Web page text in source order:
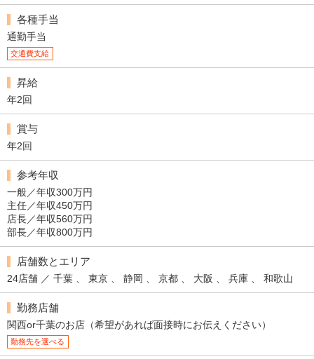
各種手当
通勤手当
交通費支給
昇給
年2回
賞与
年2回
参考年収
一般／年収300万円
主任／年収450万円
店長／年収560万円
部長／年収800万円
店舗数とエリア
24店舗 ／ 千葉 、 東京 、 静岡 、 京都 、 大阪 、 兵庫 、 和歌山
勤務店舗
関西or千葉のお店（希望があれば面接時にお伝えください）
勤務先を選べる